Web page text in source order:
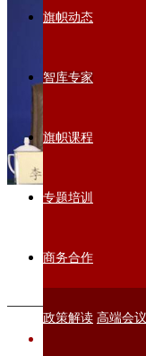
旗帜动态
智库专家
旗帜课程
专题培训
商务合作
政策解读 高端会议
李毅中简